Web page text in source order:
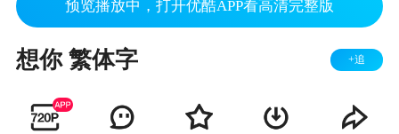
预览播放中，打开优酷APP看高清完整版
想你 繁体字 +追